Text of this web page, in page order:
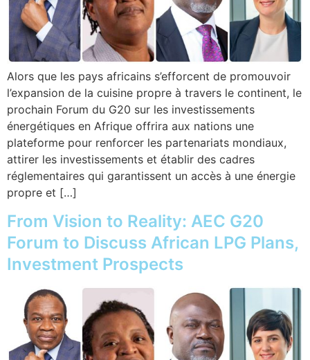
Alors que les pays africains s’efforcent de promouvoir
l’expansion de la cuisine propre à travers le continent, le
prochain Forum du G20 sur les investissements
énergétiques en Afrique offrira aux nations une
plateforme pour renforcer les partenariats mondiaux,
attirer les investissements et établir des cadres
réglementaires qui garantissent un accès à une énergie
propre et […]
From Vision to Reality: AEC G20
Forum to Discuss African LPG Plans,
Investment Prospects